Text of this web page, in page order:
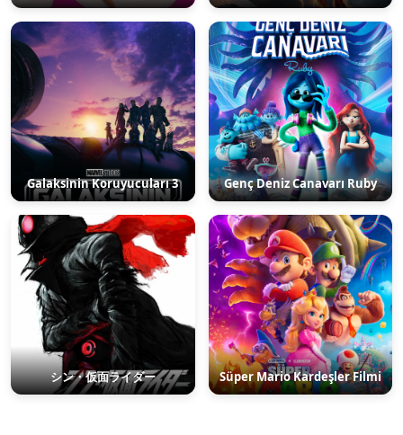
Galaksinin Koruyucuları 3 Genç Deniz Canavarı Ruby
シン・仮面ライダー Süper Mario Kardeşler Filmi